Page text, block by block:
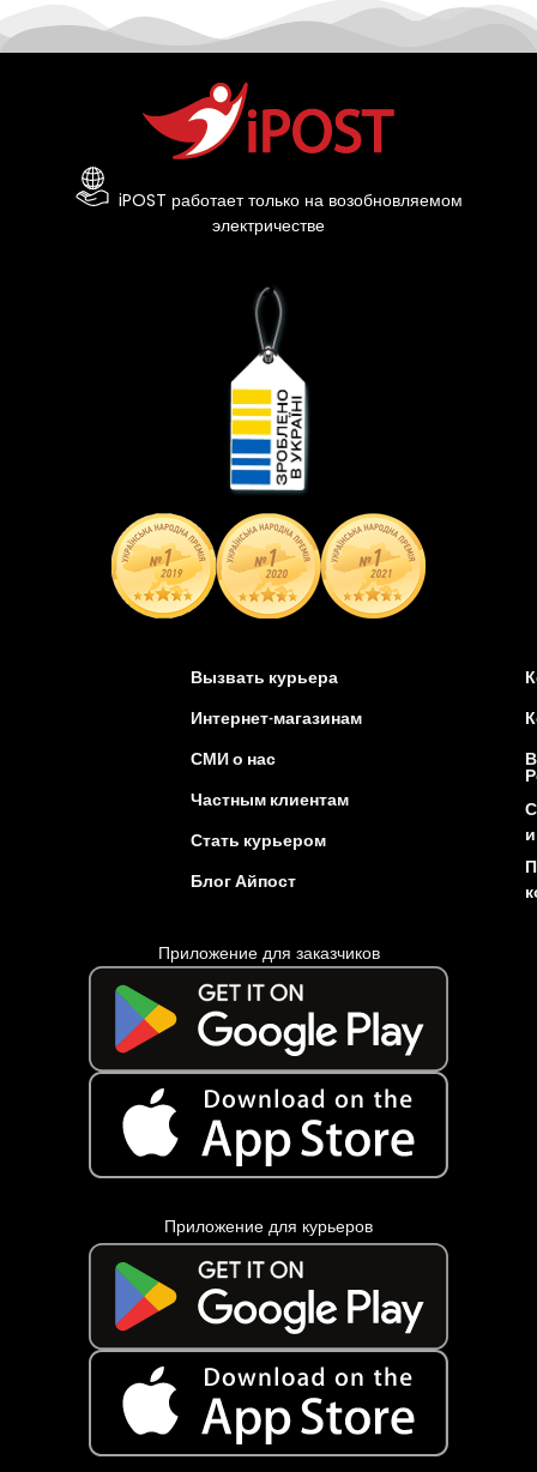
iPOST работает только на возобновляемом
электричестве
Вызвать курьера
Интернет-магазинам
СМИ о нас
Частным клиентам
Стать курьером
Блог Айпост
Приложение для заказчиков
Приложение для курьеров